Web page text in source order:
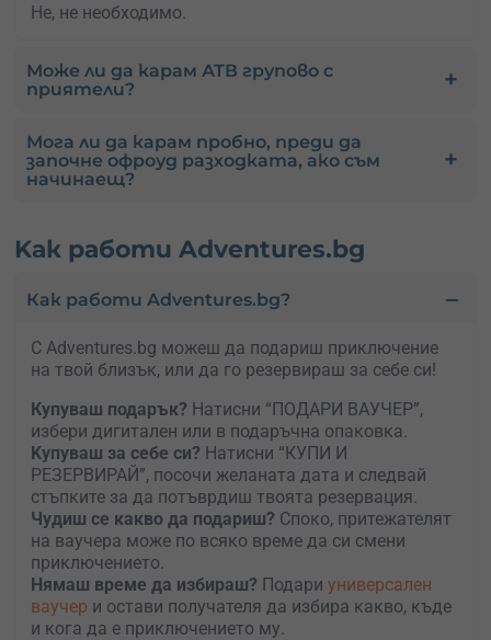
Не, не необходимо.
Може ли да карам АТВ групово с
приятели?
Мога ли да карам пробно, преди да
започне офроуд разходката, ако съм
начинаещ?
Kак работи Adventures.bg
Как работи Adventures.bg?
С Adventures.bg можеш да подариш приключение
на твой близък, или да го резервираш за себе си!
Купуваш подарък? Натисни “ПОДАРИ ВАУЧЕР”,
избери дигитален или в подаръчна опаковка.
Kупуваш за себе си? Натисни “КУПИ И
РЕЗЕРВИРАЙ”, посочи желаната дата и следвай
стъпките за да потъврдиш твоята резервация.
Чудиш се какво да подариш? Споко, притежателят
на ваучера може по всяко време да си смени
приключението.
Нямаш време да избираш? Подари универсален
ваучер и остави получателя да избира какво, къде
и кога да е приключението му.